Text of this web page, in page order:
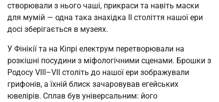
створювали з нього чаші, прикраси та навіть маски
для мумій — одна така знахідка II століття нашої ери
досі зберігається в музеях.
У Фінікії та на Кіпрі електрум перетворювали на
розкішні посудини з міфологічними сценами. Брошки з
Родосу VIII–VII століть до нашої ери зображували
грифонів, а їхній блиск зачаровував егейських
ювелірів. Сплав був універсальним: його